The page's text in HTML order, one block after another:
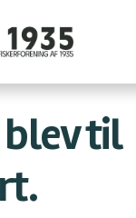
blev til